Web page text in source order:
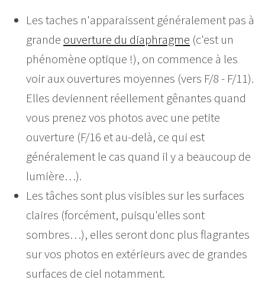
Les taches n'apparaissent généralement pas à
grande ouverture du diaphragme (c'est un
phénomène optique !), on commence à les
voir aux ouvertures moyennes (vers F/8 - F/11).
Elles deviennent réellement gênantes quand
vous prenez vos photos avec une petite
ouverture (F/16 et au-delà, ce qui est
généralement le cas quand il y a beaucoup de
lumière…).
Les tâches sont plus visibles sur les surfaces
claires (forcément, puisqu'elles sont
sombres…), elles seront donc plus flagrantes
sur vos photos en extérieurs avec de grandes
surfaces de ciel notamment.